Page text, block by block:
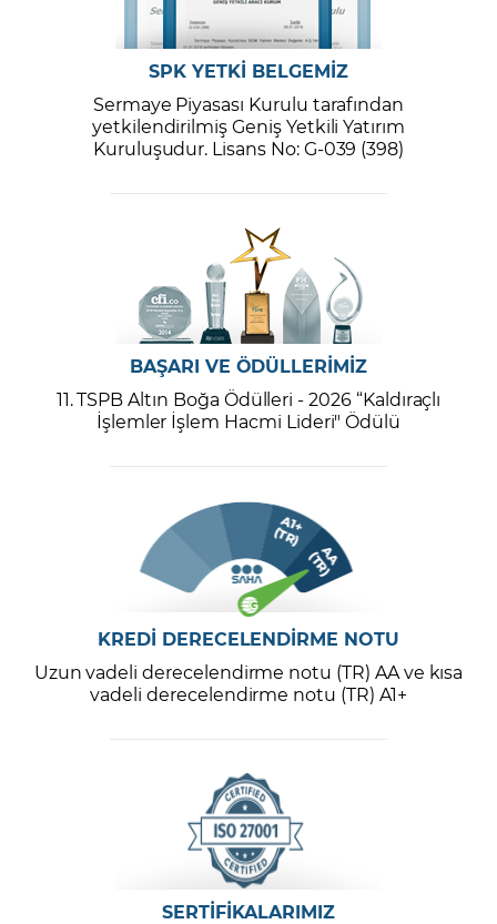
SPK YETKİ BELGEMİZ
Sermaye Piyasası Kurulu tarafından
yetkilendirilmiş Geniş Yetkili Yatırım
Kuruluşudur. Lisans No: G-039 (398)
BAŞARI VE ÖDÜLLERİMİZ
11. TSPB Altın Boğa Ödülleri - 2026 “Kaldıraçlı
İşlemler İşlem Hacmi Lideri" Ödülü
KREDİ DERECELENDİRME NOTU
Uzun vadeli derecelendirme notu (TR) AA ve kısa
vadeli derecelendirme notu (TR) A1+
SERTİFİKALARIMIZ